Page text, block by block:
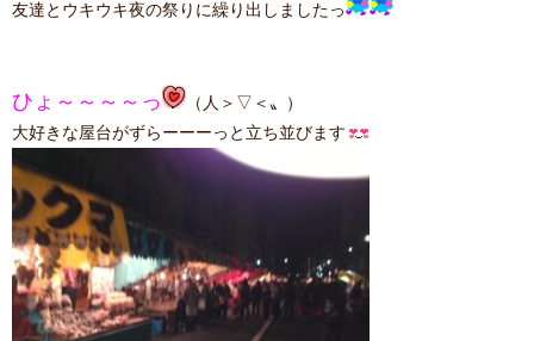
友達とウキウキ夜の祭りに繰り出しましたっ
ひょ～～～～っ
（人＞▽＜〟）
大好きな屋台がずらーーーっと立ち並びます